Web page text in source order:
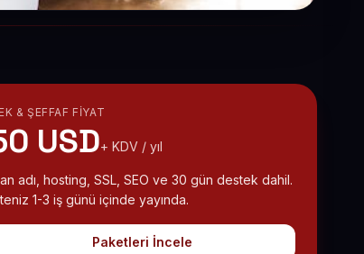
& ŞEFFAF FIYAT
USD+ KDV / yıl
adı, hosting, SSL, SEO ve 30 gün destek dahil.
1-3 iş günü içinde yayında.
Paketleri İncele